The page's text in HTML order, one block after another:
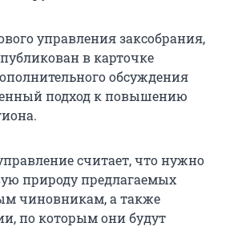
управления заксобрания,
в карточке
обсуждения
подход к повышению
считает, что нужно
природу предлагаемых
чиновникам, а также
по которым они будут